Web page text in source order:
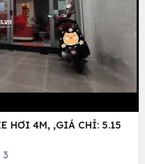
HƠI 4M, ,GIÁ CHỈ: 5.15
3